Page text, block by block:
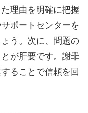
理由を明確に把握
ポートセンターを
う。次に、問題の
が肝要です。謝罪
ることで信頼を回